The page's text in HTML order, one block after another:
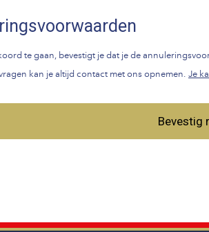
te gaan, bevestigt je dat je de
kan je altijd contact met ons opnemen. Je
Bevestig